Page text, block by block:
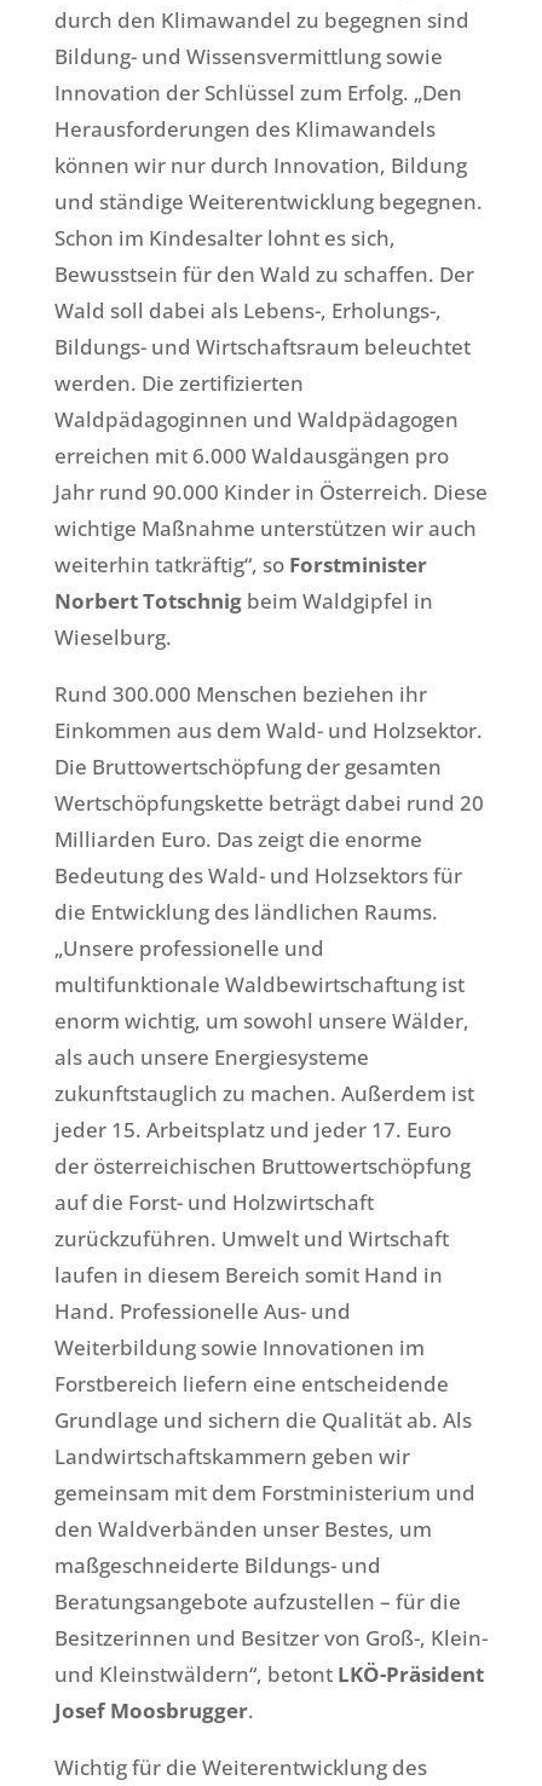
durch den Klimawandel zu begegnen sind
Bildung- und Wissensvermittlung sowie
Innovation der Schlüssel zum Erfolg. „Den
Herausforderungen des Klimawandels
können wir nur durch Innovation, Bildung
und ständige Weiterentwicklung begegnen.
Schon im Kindesalter lohnt es sich,
Bewusstsein für den Wald zu schaffen. Der
Wald soll dabei als Lebens-, Erholungs-,
Bildungs- und Wirtschaftsraum beleuchtet
werden. Die zertifizierten
Waldpädagoginnen und Waldpädagogen
erreichen mit 6.000 Waldausgängen pro
Jahr rund 90.000 Kinder in Österreich. Diese
wichtige Maßnahme unterstützen wir auch
weiterhin tatkräftig“, so Forstminister
Norbert Totschnig beim Waldgipfel in
Wieselburg.
Rund 300.000 Menschen beziehen ihr
Einkommen aus dem Wald- und Holzsektor.
Die Bruttowertschöpfung der gesamten
Wertschöpfungskette beträgt dabei rund 20
Milliarden Euro. Das zeigt die enorme
Bedeutung des Wald- und Holzsektors für
die Entwicklung des ländlichen Raums.
„Unsere professionelle und
multifunktionale Waldbewirtschaftung ist
enorm wichtig, um sowohl unsere Wälder,
als auch unsere Energiesysteme
zukunftstauglich zu machen. Außerdem ist
jeder 15. Arbeitsplatz und jeder 17. Euro
der österreichischen Bruttowertschöpfung
auf die Forst- und Holzwirtschaft
zurückzuführen. Umwelt und Wirtschaft
laufen in diesem Bereich somit Hand in
Hand. Professionelle Aus- und
Weiterbildung sowie Innovationen im
Forstbereich liefern eine entscheidende
Grundlage und sichern die Qualität ab. Als
Landwirtschaftskammern geben wir
gemeinsam mit dem Forstministerium und
den Waldverbänden unser Bestes, um
maßgeschneiderte Bildungs- und
Beratungsangebote aufzustellen – für die
Besitzerinnen und Besitzer von Groß-, Klein-
und Kleinstwäldern“, betont LKÖ-Präsident
Josef Moosbrugger.
Wichtig für die Weiterentwicklung des